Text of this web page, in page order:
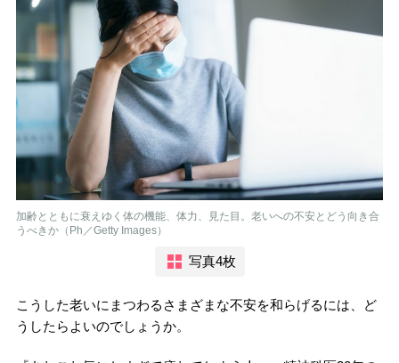
加齢とともに衰えゆく体の機能、体力、見た目。老いへの不安とどう向き合
うべきか（Ph／Getty Images）
写真4枚
こうした老いにまつわるさまざまな不安を和らげるには、ど
うしたらよいのでしょうか。